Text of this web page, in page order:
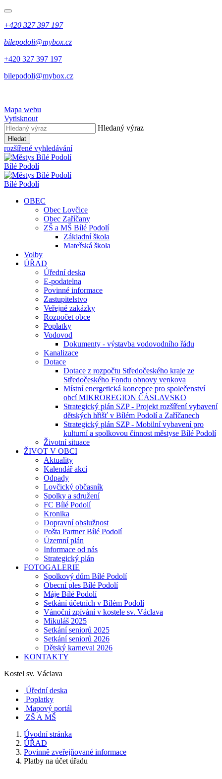
+420 327 397 197
bilepodoli@mybox.cz
+420 327 397 197
bilepodoli@mybox.cz
Mapa webu
Vytisknout
Hledaný výraz
Hledat
rozšířené vyhledávání
Bílé Podolí
Bílé Podolí
OBEC
Obec Lovčice
Obec Zaříčany
ZŠ a MŠ Bílé Podolí
Základní škola
Mateřská škola
Volby
ÚŘAD
Úřední deska
E-podatelna
Povinné informace
Zastupitelstvo
Veřejné zakázky
Rozpočet obce
Poplatky
Vodovod
Dokumenty - výstavba vodovodního řádu
Kanalizace
Dotace
Dotace z rozpočtu Středočeského kraje ze
Středočeského Fondu obnovy venkova
Místní energetická koncepce pro společenství
obcí MIKROREGION ČÁSLAVSKO
Strategický plán SZP - Projekt rozšíření vybavení
dětských hřišť v Bílém Podolí a Zaříčanech
Strategický plán SZP - Mobilní vybavení pro
kulturní a spolkovou činnost městyse Bílé Podolí
Životní situace
ŽIVOT V OBCI
Aktuality
Kalendář akcí
Odpady
Lovčický občasník
Spolky a sdružení
FC Bílé Podolí
Kronika
Dopravní obslužnost
Pošta Partner Bílé Podolí
Územní plán
Informace od nás
Strategický plán
FOTOGALERIE
Spolkový dům Bílé Podolí
Obecní ples Bílé Podolí
Máje Bílé Podolí
Setkání účetních v Bílém Podolí
Vánoční zpívání v kostele sv. Václava
Mikuláš 2025
Setkání seniorů 2025
Setkání seniorů 2026
Dětský karneval 2026
KONTAKTY
Kostel sv. Václava
Úřední deska
Poplatky
Mapový portál
ZŠ A MŠ
Úvodní stránka
ÚŘAD
Povinně zveřejňované informace
Platby na účet úřadu